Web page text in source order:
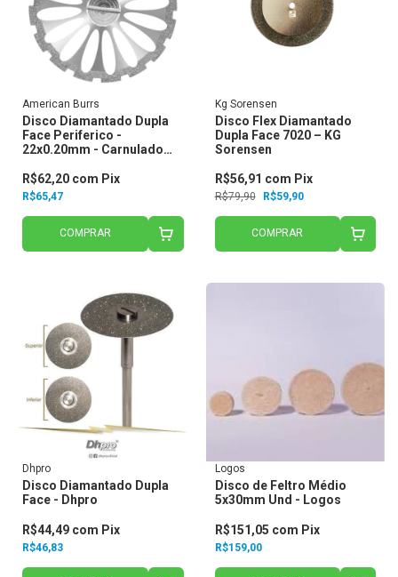
American Burrs
Disco Diamantado Dupla
Face Periferico -
22x0.20mm - Carnulado
Burrs
R$65,47
R$62,20 com Pix
COMPRAR
Kg Sorensen
Disco Flex Diamantado
Dupla Face 7020 – KG
Sorensen
R$79,90 R$59,90
R$56,91 com Pix
COMPRAR
Dhpro
Disco Diamantado Dupla
Face - Dhpro
R$46,83
R$44,49 com Pix
Logos
Disco de Feltro Médio
5x30mm Und - Logos
R$159,00
R$151,05 com Pix